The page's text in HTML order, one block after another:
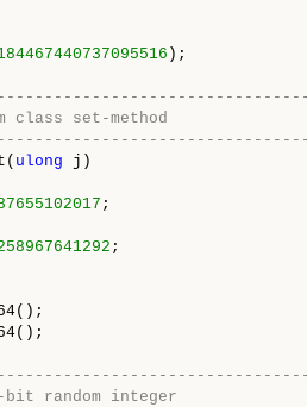
);
class set-method
ulong j)
;
;
random integer